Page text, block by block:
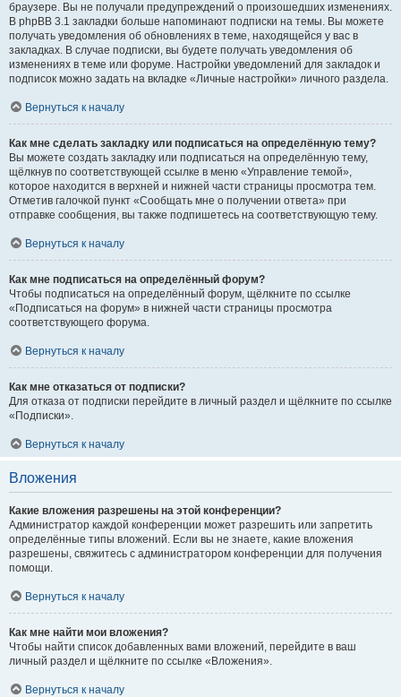
браузере. Вы не получали предупреждений о произошедших изменениях.
В phpBB 3.1 закладки больше напоминают подписки на темы. Вы можете
получать уведомления об обновлениях в теме, находящейся у вас в
закладках. В случае подписки, вы будете получать уведомления об
изменениях в теме или форуме. Настройки уведомлений для закладок и
подписок можно задать на вкладке «Личные настройки» личного раздела.
Вернуться к началу
Как мне сделать закладку или подписаться на определённую тему?
Вы можете создать закладку или подписаться на определённую тему,
щёлкнув по соответствующей ссылке в меню «Управление темой»,
которое находится в верхней и нижней части страницы просмотра тем.
Отметив галочкой пункт «Сообщать мне о получении ответа» при
отправке сообщения, вы также подпишетесь на соответствующую тему.
Вернуться к началу
Как мне подписаться на определённый форум?
Чтобы подписаться на определённый форум, щёлкните по ссылке
«Подписаться на форум» в нижней части страницы просмотра
соответствующего форума.
Вернуться к началу
Как мне отказаться от подписки?
Для отказа от подписки перейдите в личный раздел и щёлкните по ссылке
«Подписки».
Вернуться к началу
Вложения
Какие вложения разрешены на этой конференции?
Администратор каждой конференции может разрешить или запретить
определённые типы вложений. Если вы не знаете, какие вложения
разрешены, свяжитесь с администратором конференции для получения
помощи.
Вернуться к началу
Как мне найти мои вложения?
Чтобы найти список добавленных вами вложений, перейдите в ваш
личный раздел и щёлкните по ссылке «Вложения».
Вернуться к началу